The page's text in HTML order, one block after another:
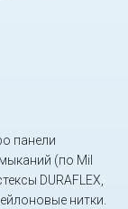
панели
(по Mil
DURAFLEX,
нитки.